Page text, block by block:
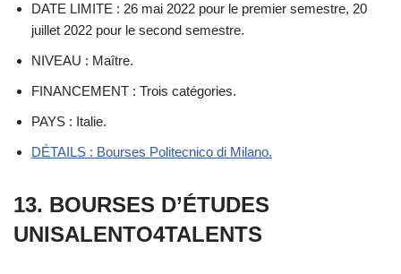
DATE LIMITE : 26 mai 2022 pour le premier semestre, 20
juillet 2022 pour le second semestre.
NIVEAU : Maître.
FINANCEMENT : Trois catégories.
PAYS : Italie.
DÉTAILS : Bourses Politecnico di Milano.
13. BOURSES D’ÉTUDES
UNISALENTO4TALENTS